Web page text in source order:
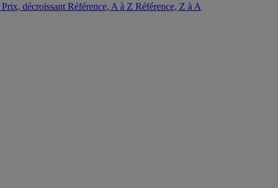
Prix, décroissant Référence, A à Z Référence, Z à A